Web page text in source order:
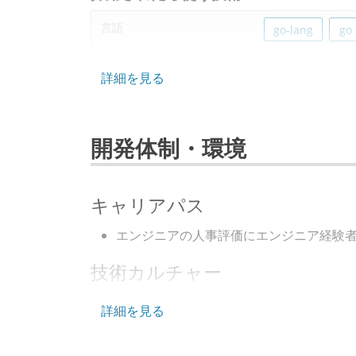
言語 go-lang go
ソースコード管理
情報共有ツール slack
その他
詳細を見る
開発体制・環境
キャリアパス
エンジニアの人事評価にエンジニア経験
技術カルチャー
CTO またはそれに準じる、技術やワーク
詳細を見る